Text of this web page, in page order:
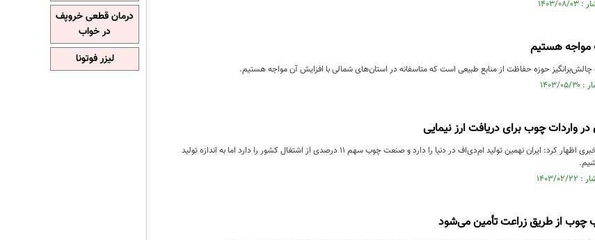
مواجه هستیم
حوزه حفاظت از منابع طبیعی است که متاسفانه در استان‌های شمالی با افزایش آن مواجه هستیم.
عباس هادی‌زاده در نشست خبری اظهار کرد: ایران نهمین تولید ام‌دی‌اف در دنیا را دارد و صنعت چوب سهم 11 درصدی از اشتغال کشور را دارد اما به اندازه تولید
درمان قطعی خروپف
در خواب
لیزر فوتونا